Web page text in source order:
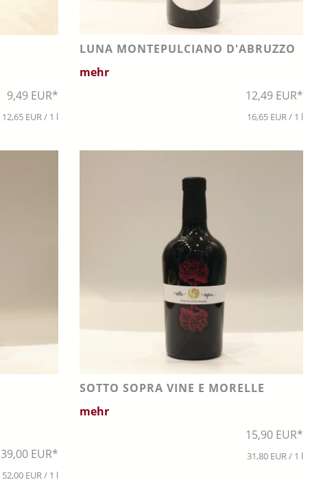
9,49 EUR*
12,65 EUR / 1 l
LUNA MONTEPULCIANO D'ABRUZZO
mehr
12,49 EUR*
16,65 EUR / 1 l
39,00 EUR*
52,00 EUR / 1 l
SOTTO SOPRA VINE E MORELLE
mehr
15,90 EUR*
31,80 EUR / 1 l